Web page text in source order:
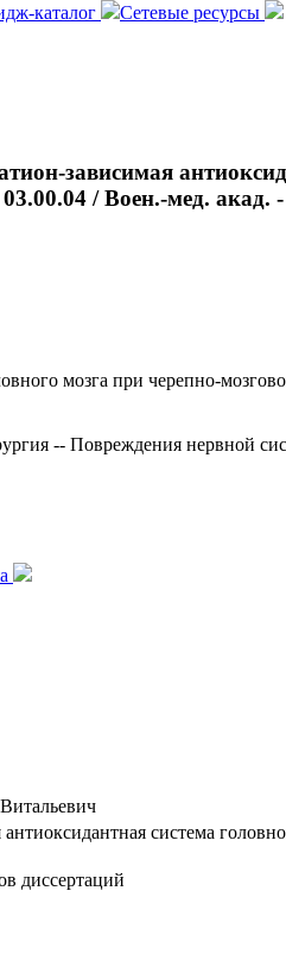
каталог
Сетевые ресурсы
зависимая
/ Воен.-мед. акад.
мозга при черепно-
-- Повреждения нервной
система
диссертаций